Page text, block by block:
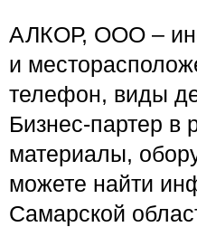
АЛКОР, ООО –
и
телефон, виды
Бизнес-партер в
материалы,
можете найти
Самарской